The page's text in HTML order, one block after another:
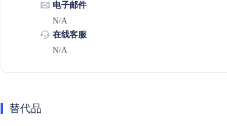
电子邮件
N/A
在线客服
N/A
替代品